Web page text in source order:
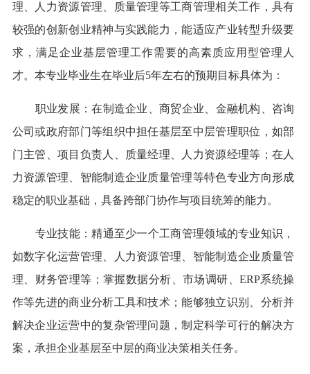
理、人力资源管理、质量管理等工商管理相关工作，具有
较强的创新创业精神与实践能力，能适应产业转型升级要
求，满足企业基层管理工作需要的高素质应用型管理人
才。本专业毕业生在毕业后5年左右的预期目标具体为：
职业发展：在制造企业、商贸企业、金融机构、咨询
公司或政府部门等组织中担任基层至中层管理职位，如部
门主管、项目负责人、质量经理、人力资源经理等；在人
力资源管理、智能制造企业质量管理等特色专业方向形成
稳定的职业基础，具备跨部门协作与项目统筹的能力。
专业技能：精通至少一个工商管理领域的专业知识，
如数字化运营管理、人力资源管理、智能制造企业质量管
理、财务管理等；掌握数据分析、市场调研、ERP系统操
作等先进的商业分析工具和技术；能够独立识别、分析并
解决企业运营中的复杂管理问题，制定科学可行的解决方
案，承担企业基层至中层的商业决策相关任务。